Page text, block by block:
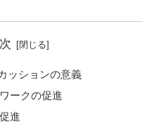
ッションの意義
ークの促進
進